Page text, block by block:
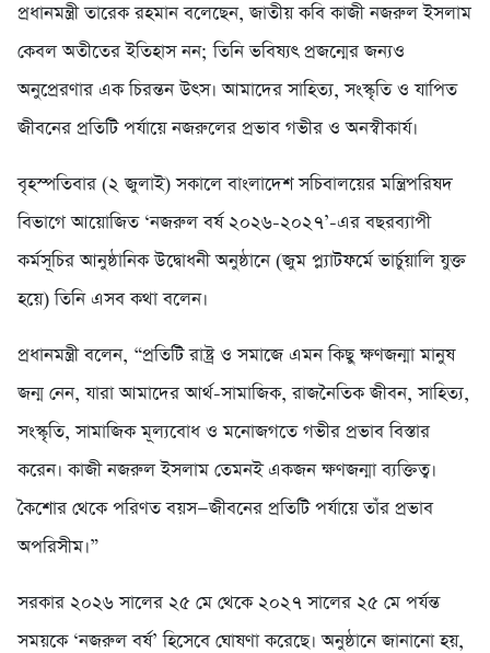
প্রধানমন্ত্রী তারেক রহমান বলেছেন, জাতীয় কবি কাজী নজরুল ইসলাম
কেবল অতীতের ইতিহাস নন; তিনি ভবিষ্যৎ প্রজন্মের জন্যও
অনুপ্রেরণার এক চিরন্তন উৎস। আমাদের সাহিত্য, সংস্কৃতি ও যাপিত
জীবনের প্রতিটি পর্যায়ে নজরুলের প্রভাব গভীর ও অনস্বীকার্য।
বৃহস্পতিবার (২ জুলাই) সকালে বাংলাদেশ সচিবালয়ের মন্ত্রিপরিষদ
বিভাগে আয়োজিত ‘নজরুল বর্ষ ২০২৬-২০২৭’-এর বছরব্যাপী
কর্মসূচির আনুষ্ঠানিক উদ্বোধনী অনুষ্ঠানে (জুম প্ল্যাটফর্মে ভার্চুয়ালি যুক্ত
হয়ে) তিনি এসব কথা বলেন।
প্রধানমন্ত্রী বলেন, “প্রতিটি রাষ্ট্র ও সমাজে এমন কিছু ক্ষণজন্মা মানুষ
জন্ম নেন, যারা আমাদের আর্থ-সামাজিক, রাজনৈতিক জীবন, সাহিত্য,
সংস্কৃতি, সামাজিক মূল্যবোধ ও মনোজগতে গভীর প্রভাব বিস্তার
করেন। কাজী নজরুল ইসলাম তেমনই একজন ক্ষণজন্মা ব্যক্তিত্ব।
কৈশোর থেকে পরিণত বয়স—জীবনের প্রতিটি পর্যায়ে তাঁর প্রভাব
অপরিসীম।”
সরকার ২০২৬ সালের ২৫ মে থেকে ২০২৭ সালের ২৫ মে পর্যন্ত
সময়কে ‘নজরুল বর্ষ’ হিসেবে ঘোষণা করেছে। অনুষ্ঠানে জানানো হয়,